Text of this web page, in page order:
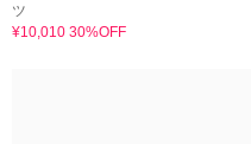
ツ
¥10,010 30%OFF